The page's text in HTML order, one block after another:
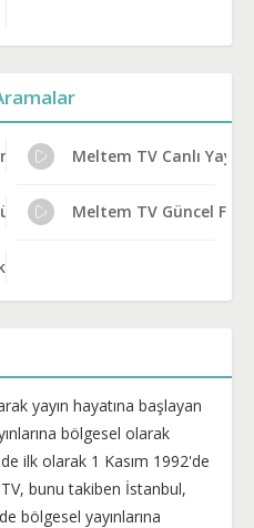
AyarlarıMeltem TV Canlı
Meltem TV Güncel
Planı
yayın hayatına başlayan
bölgesel olarak
ilk olarak 1 Kasım 1992'de
bunu takiben İstanbul,
bölgesel yayınlarına